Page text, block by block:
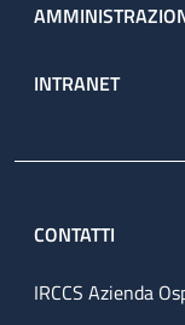
INTRANET
CONTATTI
IRCCS Azienda